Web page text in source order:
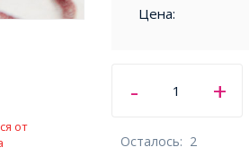
от
Цена:
Осталось: 2